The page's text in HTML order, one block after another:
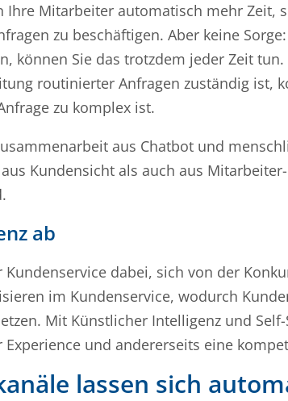
Ihre Mitarbeiter automatisch mehr Zeit,
zu beschäftigen. Aber keine
können Sie das trotzdem jeder Zeit tun.
routinierter Anfragen zuständig ist,
zu komplex ist.
aus Chatbot und
Kundensicht als auch aus
ab
dabei, sich von der
im Kundenservice, wodurch
Mit Künstlicher Intelligenz und
und andererseits eine
lassen sich